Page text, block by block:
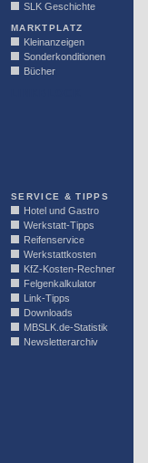
SLK Geschichte
MARKTPLATZ
Kleinanzeigen
Sonderkonditionen
Bücher
SERVICE & TIPPS
Hotel und Gastro
Werkstatt-Tipps
Reifenservice
Werkstattkosten
KfZ-Kosten-Rechner
Felgenkalkulator
Link-Tipps
Downloads
MBSLK.de-Statistik
Newsletterarchiv